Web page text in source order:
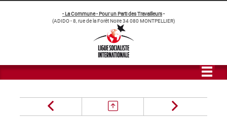
- La Commune - Pour un Parti des Travailleurs-
(ADIDO - 8, rue de la Forêt Noire 34 080 MONTPELLIER)